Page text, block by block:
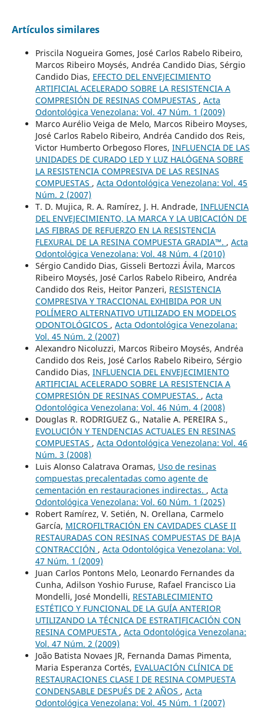
Artículos similares
Priscila Nogueira Gomes, José Carlos Rabelo Ribeiro,
Marcos Ribeiro Moysés, Andréa Candido Dias, Sérgio
Candido Dias, EFECTO DEL ENVEJECIMIENTO
ARTIFICIAL ACELERADO SOBRE LA RESISTENCIA A
COMPRESIÓN DE RESINAS COMPUESTAS , Acta
Odontológica Venezolana: Vol. 47 Núm. 1 (2009)
Marco Aurélio Veiga de Melo, Marcos Ribeiro Moyses,
José Carlos Rabelo Ribeiro, Andréa Candido dos Reis,
Victor Humberto Orbegoso Flores, INFLUENCIA DE LAS
UNIDADES DE CURADO LED Y LUZ HALÓGENA SOBRE
LA RESISTENCIA COMPRESIVA DE LAS RESINAS
COMPUESTAS , Acta Odontológica Venezolana: Vol. 45
Núm. 2 (2007)
T. D. Mujica, R. A. Ramírez, J. H. Andrade, INFLUENCIA
DEL ENVEJECIMIENTO, LA MARCA Y LA UBICACIÓN DE
LAS FIBRAS DE REFUERZO EN LA RESISTENCIA
FLEXURAL DE LA RESINA COMPUESTA GRADIA™. , Acta
Odontológica Venezolana: Vol. 48 Núm. 4 (2010)
Sérgio Candido Dias, Gisseli Bertozzi Ávila, Marcos
Ribeiro Moysés, José Carlos Rabelo Ribeiro, Andréa
Candido dos Reis, Heitor Panzeri, RESISTENCIA
COMPRESIVA Y TRACCIONAL EXHIBIDA POR UN
POLÍMERO ALTERNATIVO UTILIZADO EN MODELOS
ODONTOLÓGICOS , Acta Odontológica Venezolana:
Vol. 45 Núm. 2 (2007)
Alexandro Nicoluzzi, Marcos Ribeiro Moysés, Andréa
Candido dos Reis, José Carlos Rabelo Ribeiro, Sérgio
Candido Dias, INFLUENCIA DEL ENVEJECIMIENTO
ARTIFICIAL ACELERADO SOBRE LA RESISTENCIA A
COMPRESIÓN DE RESINAS COMPUESTAS. , Acta
Odontológica Venezolana: Vol. 46 Núm. 4 (2008)
Douglas R. RODRIGUEZ G., Natalie A. PEREIRA S.,
EVOLUCIÓN Y TENDENCIAS ACTUALES EN RESINAS
COMPUESTAS , Acta Odontológica Venezolana: Vol. 46
Núm. 3 (2008)
Luis Alonso Calatrava Oramas, Uso de resinas
compuestas precalentadas como agente de
cementación en restauraciones indirectas. , Acta
Odontológica Venezolana: Vol. 60 Núm. 1 (2025)
Robert Ramírez, V. Setién, N. Orellana, Carmelo
García, MICROFILTRACIÓN EN CAVIDADES CLASE II
RESTAURADAS CON RESINAS COMPUESTAS DE BAJA
CONTRACCIÓN , Acta Odontológica Venezolana: Vol.
47 Núm. 1 (2009)
Juan Carlos Pontons Melo, Leonardo Fernandes da
Cunha, Adilson Yoshio Furuse, Rafael Francisco Lia
Mondelli, José Mondelli, RESTABLECIMIENTO
ESTÉTICO Y FUNCIONAL DE LA GUÍA ANTERIOR
UTILIZANDO LA TÉCNICA DE ESTRATIFICACIÓN CON
RESINA COMPUESTA , Acta Odontológica Venezolana:
Vol. 47 Núm. 2 (2009)
João Batista Novaes JR, Fernanda Damas Pimenta,
Maria Esperanza Cortés, EVALUACIÓN CLÍNICA DE
RESTAURACIONES CLASE I DE RESINA COMPUESTA
CONDENSABLE DESPUÉS DE 2 AÑOS , Acta
Odontológica Venezolana: Vol. 45 Núm. 1 (2007)